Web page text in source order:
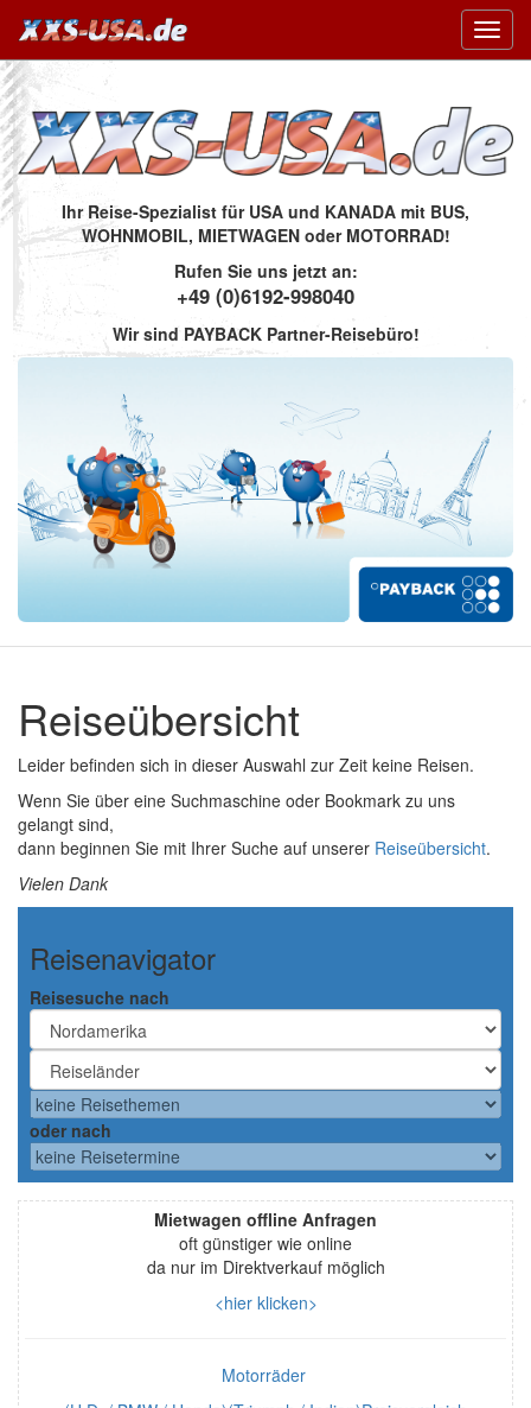
Ihr Reise-Spezialist für USA und KANADA mit BUS,
WOHNMOBIL, MIETWAGEN oder MOTORRAD!
Rufen Sie uns jetzt an:
+49 (0)6192-998040
Wir sind PAYBACK Partner-Reisebüro!
Reiseübersicht
Leider befinden sich in dieser Auswahl zur Zeit keine Reisen.
Wenn Sie über eine Suchmaschine oder Bookmark zu uns
gelangt sind,
dann beginnen Sie mit Ihrer Suche auf unserer Reiseübersicht.
Vielen Dank
Reisenavigator
Reisesuche nach
oder nach
Mietwagen offline Anfragen
oft günstiger wie online
da nur im Direktverkauf möglich
<hier klicken>
Motorräder